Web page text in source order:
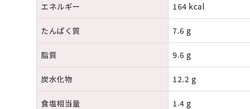
エネルギー 164 kcal
たんぱく質 7.6 g
脂質 9.6 g
炭水化物 12.2 g
食塩相当量 1.4 g